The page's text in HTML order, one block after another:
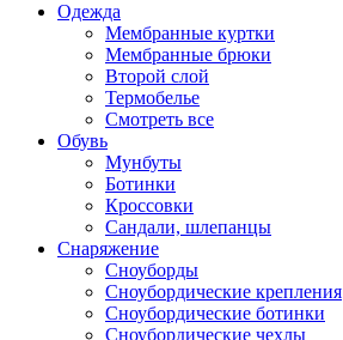
Одежда
Мембранные куртки
Мембранные брюки
Второй слой
Термобелье
Смотреть все
Обувь
Мунбуты
Ботинки
Кроссовки
Сандали, шлепанцы
Снаряжение
Сноуборды
Сноубордические крепления
Сноубордические ботинки
Сноубордические чехлы